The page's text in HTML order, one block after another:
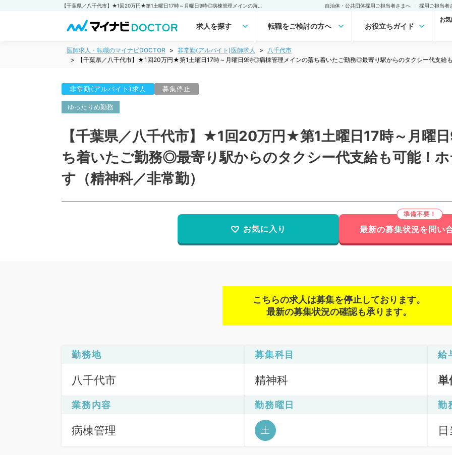
自治体・公共団体採用ご担当者さまへ 採用ご担当者
求人を探す 転職をご検討の方へ お役立ちガイド
お
医師求人・転職のマイナビDOCTOR 非常勤(アルバイト)医師求人
八千代市
【千葉県／八千代市】★1回20万円★第1土曜日17時～月曜日9時◎病棟管理メインの落ち着いたご勤務◎最寄り駅からのタクシー代支給
非常勤(アルバイト)求人 募集停止
ゆったりめ勤務
【千葉県／八千代市】★1回20万円★第1土曜日17時～月曜
ち着いたご勤務◎最寄り駅からのタクシー代支給も可能！
す（精神科／非常勤）
お気に入り 最新の募集状況を問い
こちらの求人は募集を停止しております。
最新の募集状況の確認も承ります。
勤務地
八千代市
募集科目
精神科
給
業務内容
病棟管理
勤務曜日
土
勤